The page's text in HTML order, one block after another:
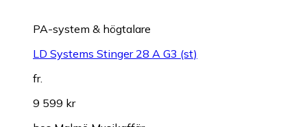
PA-system & högtalare
LD Systems Stinger 28 A G3 (st)
fr.
9 599 kr